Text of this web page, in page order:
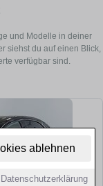
ablehnen
Datenschutzerklärung
und Modelle in deiner
siehst du auf einen Blick,
verfügbar sind.